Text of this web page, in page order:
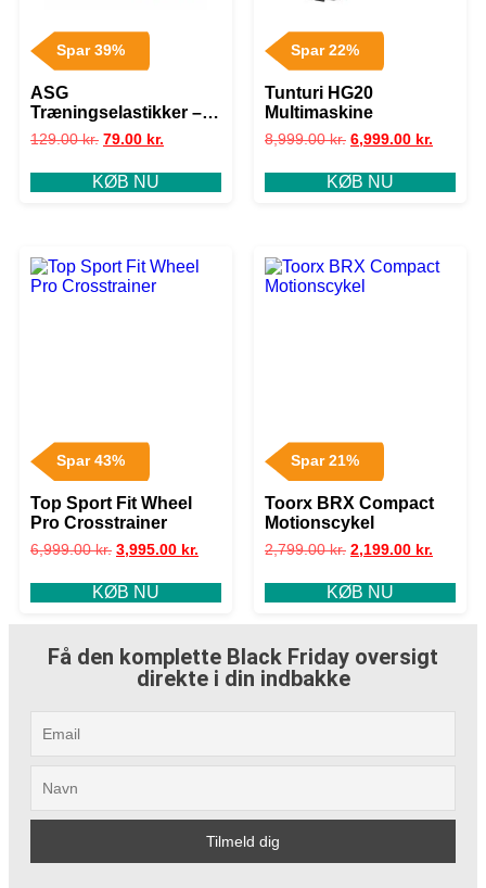
Spar 39%
ASG
Træningselastikker – 4
stk
129.00kr. 79.00 kr.
KØB NU
Spar 22%
Tunturi HG20
Multimaskine
8,999.00kr. 6,999.00 kr.
KØB NU
Spar 43%
Top Sport Fit Wheel
Pro Crosstrainer
6,999.00kr. 3,995.00 kr.
KØB NU
Spar 21%
Toorx BRX Compact
Motionscykel
2,799.00kr. 2,199.00 kr.
KØB NU
Få den komplette Black Friday oversigt
direkte i din indbakke